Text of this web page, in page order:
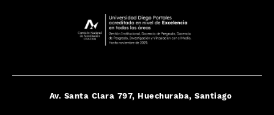
Av. Santa Clara 797, Huechuraba, Santiago